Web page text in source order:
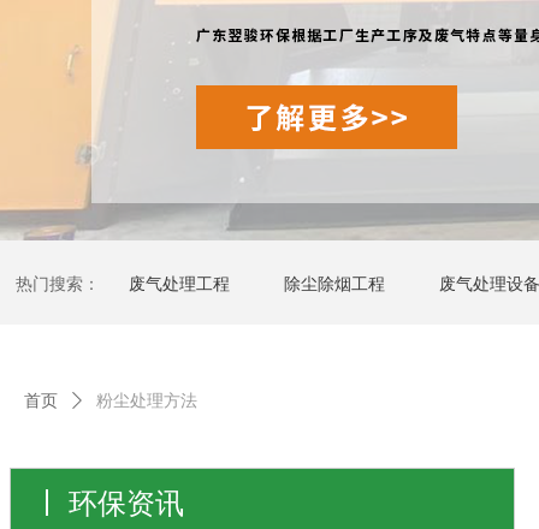
热门搜索： 废气处理工程 除尘除烟工程 废气处理设
环保资讯
首页 ꄲ 粉尘处理方法